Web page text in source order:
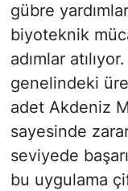
gübre
biyoteknik
adımlar
genelindeki
adet Akdeniz
sayesinde
seviyede
bu uygulama